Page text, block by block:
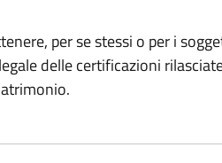
per se stessi o per i
delle certificazioni